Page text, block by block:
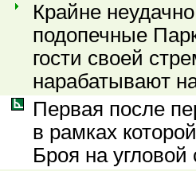
Крайне
подопечные
гости своей
нарабатывают
Первая после
в рамках
Броя на